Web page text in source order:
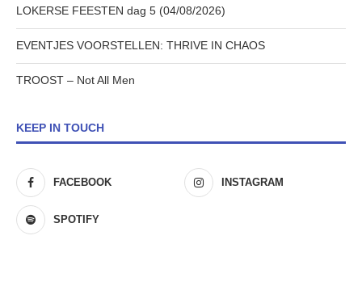
LOKERSE FEESTEN dag 5 (04/08/2026)
EVENTJES VOORSTELLEN: THRIVE IN CHAOS
TROOST – Not All Men
KEEP IN TOUCH
FACEBOOK INSTAGRAM
SPOTIFY